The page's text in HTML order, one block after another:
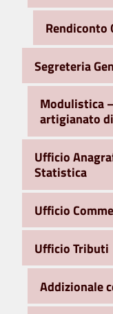
Rendiconto
Segreteria
Modulistica
artigianato
Ufficio
Statistica
Ufficio
Ufficio Tributi
Addizionale